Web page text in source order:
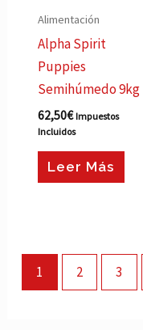
Alimentación
Alpha Spirit
Puppies
Semihúmedo 9kg
62,50€ Impuestos
Incluidos
Leer Más
1 2 3